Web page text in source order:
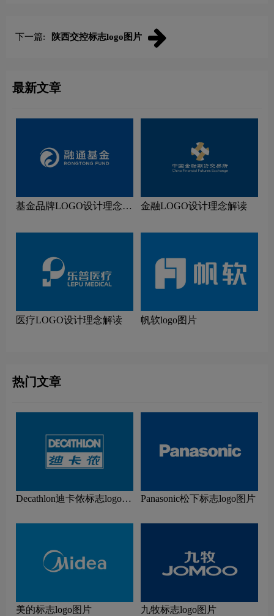
下一篇: 陕西交控标志logo图片
最新文章
基金品牌LOGO设计理念解
金融LOGO设计理念解读
医疗LOGO设计理念解读 帆软logo图片
热门文章
Decathlon迪卡侬标志logo图
Panasonic松下标志logo图片
美的标志logo图片 九牧标志logo图片